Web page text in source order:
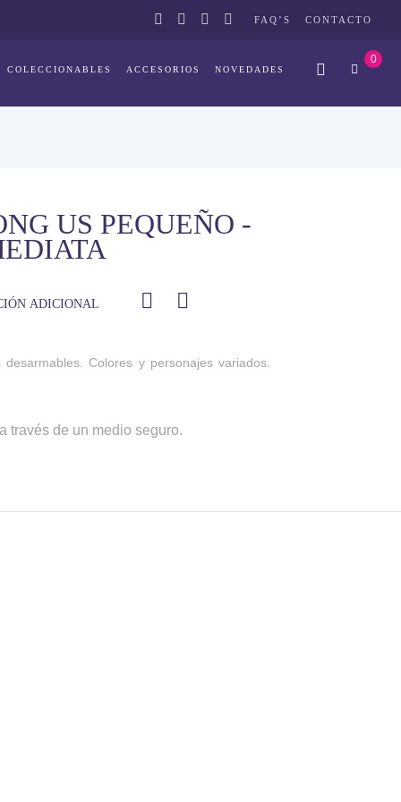
FAQ’S CONTACTO
COLECCIONABLES ACCESORIOS NOVEDADES
0
US PEQUEÑO -
ADICIONAL
Colores y personajes variados.
través de un medio seguro.